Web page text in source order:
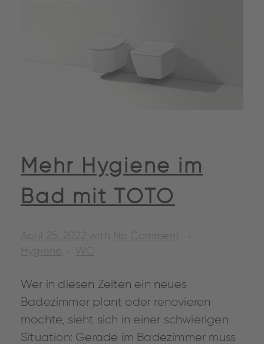
Mehr Hygiene im
Bad mit TOTO
April 25, 2022 with No Comment
Hygiene
WC
Wer in diesen Zeiten ein neues
Badezimmer plant oder renovieren
möchte, sieht sich in einer schwierigen
Situation: Gerade im Badezimmer muss